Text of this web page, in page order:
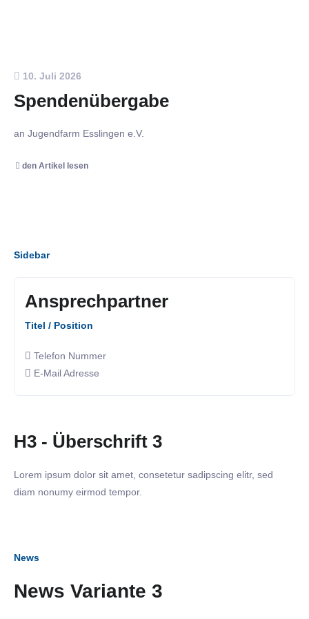
10. Juli 2026
Spendenübergabe
an Jugendfarm Esslingen e.V.
den Artikel lesen
Sidebar
Ansprechpartner
Titel / Position
Telefon Nummer
E-Mail Adresse
H3 - Überschrift 3
Lorem ipsum dolor sit amet, consetetur sadipscing elitr, sed
diam nonumy eirmod tempor.
News
News Variante 3